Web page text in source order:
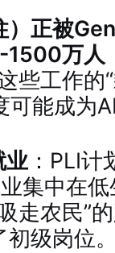
）正被
万人
些工作的
能成为
业 ：PLI
业集中在
走农民”
初级岗位